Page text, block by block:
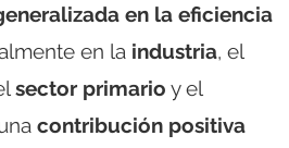
en la eficiencia
en la industria, el
sector primario y el
contribución positiva